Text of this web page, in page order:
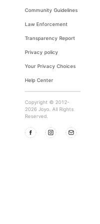
Community Guidelines
Law Enforcement
Transparency Report
Privacy policy
Your Privacy Choices
Help Center
Copyright © 2012-
2026 Joyo. All Rights
Reserved.